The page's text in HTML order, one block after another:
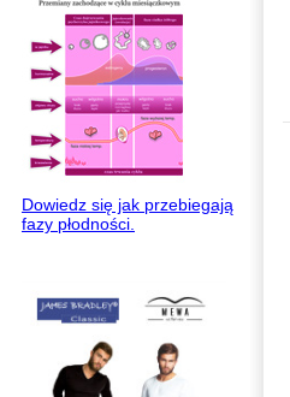
Dowiedz się jak przebiegają
fazy płodności.